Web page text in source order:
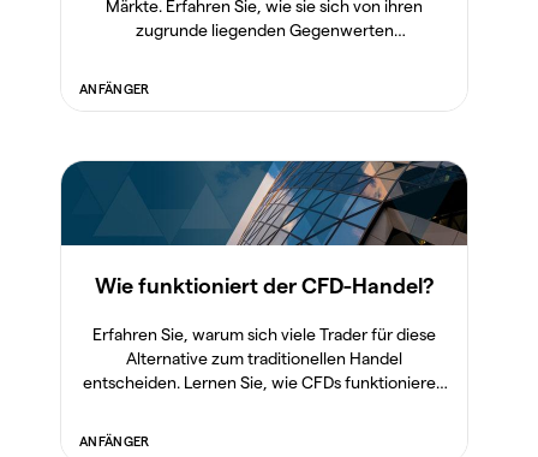
Märkte. Erfahren Sie, wie sie sich von ihren
zugrunde liegenden Gegenwerten
ANFÄNGER
Wie funktioniert der CFD-Handel?
Erfahren Sie, warum sich viele Trader für diese
Alternative zum traditionellen Handel
entscheiden. Lernen Sie, wie CFDs funktionieren
ANFÄNGER